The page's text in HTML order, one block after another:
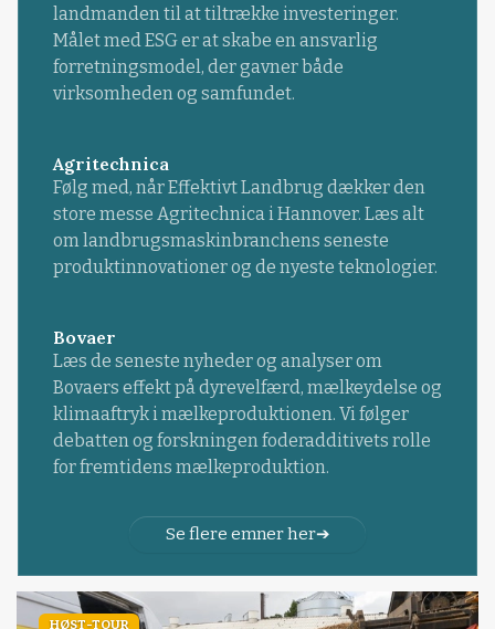
landmanden til at tiltrække investeringer.
Målet med ESG er at skabe en ansvarlig
forretningsmodel, der gavner både
virksomheden og samfundet.
Agritechnica
Følg med, når Effektivt Landbrug dækker den
store messe Agritechnica i Hannover. Læs alt
om landbrugsmaskinbranchens seneste
produktinnovationer og de nyeste teknologier.
Bovaer
Læs de seneste nyheder og analyser om
Bovaers effekt på dyrevelfærd, mælkeydelse og
klimaaftryk i mælkeproduktionen. Vi følger
debatten og forskningen foderadditivets rolle
for fremtidens mælkeproduktion.
Se flere emner her
HØST-TOUR